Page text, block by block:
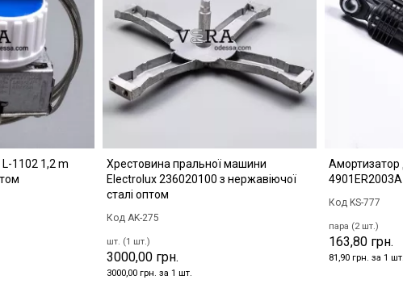
1102 1,2 m
Хрестовина пральної машини
Electrolux 236020100 з нержавіючої
сталі оптом
Код AK-275
шт. (1 шт.)
3000,00 грн.
3000,00 грн. за 1 шт.
Амортизатор
Код KS-777
пара (2 шт.)
163,80 грн.
81,90 грн. за 1 шт.